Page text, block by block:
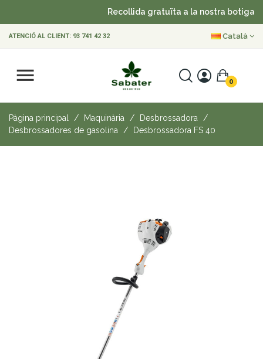
Recollida gratuïta a la nostra botiga
ATENCIÓ AL CLIENT: 93 741 42 32 Català
0
Pàgina principal Maquinària
Desbrossadora
Desbrossadores de gasolina
Desbrossadora FS 40